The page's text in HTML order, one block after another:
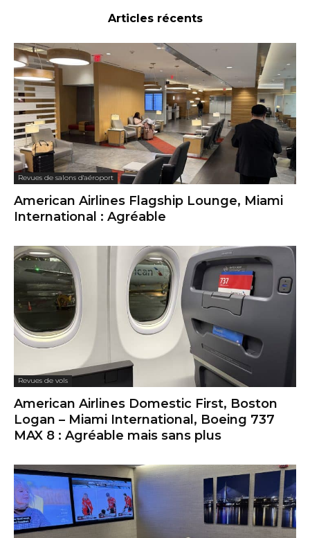
Articles récents
Revues de salons d'aéroport
American Airlines Flagship Lounge, Miami
International : Agréable
Revues de vols
American Airlines Domestic First, Boston
Logan – Miami International, Boeing 737
MAX 8 : Agréable mais sans plus